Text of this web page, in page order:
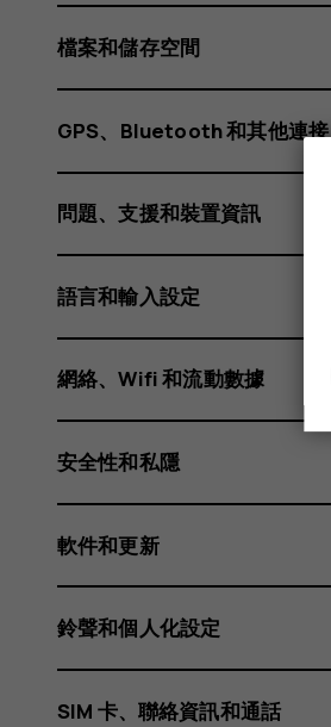
應
用
程
式
自
檔案和儲存空間
GPS、Bluetooth 和其他連接
問題、支援和裝置資訊
語言和輸入設定
網絡、Wifi 和流動數據
安全性和私隱
軟件和更新
鈴聲和個人化設定
SIM 卡、聯絡資訊和通話